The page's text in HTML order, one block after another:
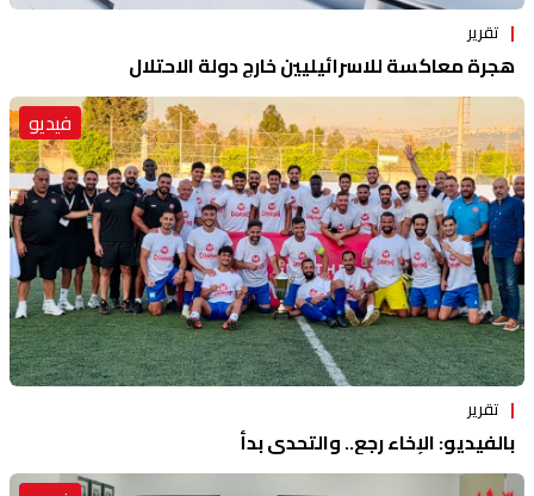
تقرير
هجرة معاكسة للاسرائيليين خارج دولة الاحتلال
فيديو
تقرير
بالفيديو: الإخاء رجع.. والتحدي بدأ